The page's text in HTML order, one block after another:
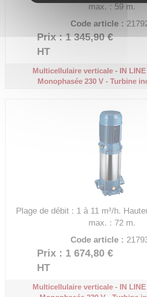
max. : 59 m.
Code article :
Prix : 1 345,90 €
HT
Multicellulaire verticale - IN LINE
Monophasée 230 V - Turbine
Plage de débit : 1 à 11 m³/h.
max. : 72 m.
Code article :
Prix : 1 674,80 €
HT
Multicellulaire verticale - IN LINE